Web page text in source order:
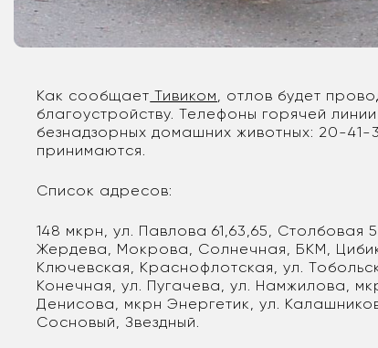
Как сообщает Тивиком
, отлов будет
благоустройству. Телефоны горячей
безнадзорных домашних животных: 20-
принимаются.
Список адресов:
148 мкрн, ул. Павлова 61,63,65, Столбовая
Жердева, Мокрова, Солнечная, БКМ,
Ключевская, Краснофлотская, ул.
Конечная, ул. Пугачева, ул. Намжилова,
Денисова, мкрн Энергетик, ул.
Сосновый, Звездный.